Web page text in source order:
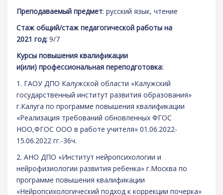
Преподаваемый предмет: русский язык, чтение
Стаж общий/стаж педагогической работы на
2021 год: 9/7
Курсы повышения квалификации
и(или) профессиональная переподготовка:
1. ГАОУ ДПО Калужской области «Калужский
государственный институт развития образования»
г.Калуга по программе повышения квалификации
«Реализация требований обновленных ФГОС
НОО,ФГОС ООО в работе учителя» 01.06.2022-
15.06.2022 гг.-36ч.
2. АНО ДПО «Институт нейропсихологии и
нейрофизиологии развития ребенка» г.Москва по
программе повышения квалификации
«Нейропсихологический подход к коррекции почерка»